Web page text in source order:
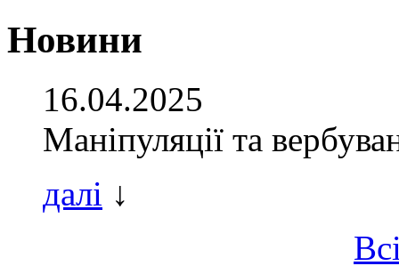
Новини
16.04.2025
Маніпуляції та
далі ↓